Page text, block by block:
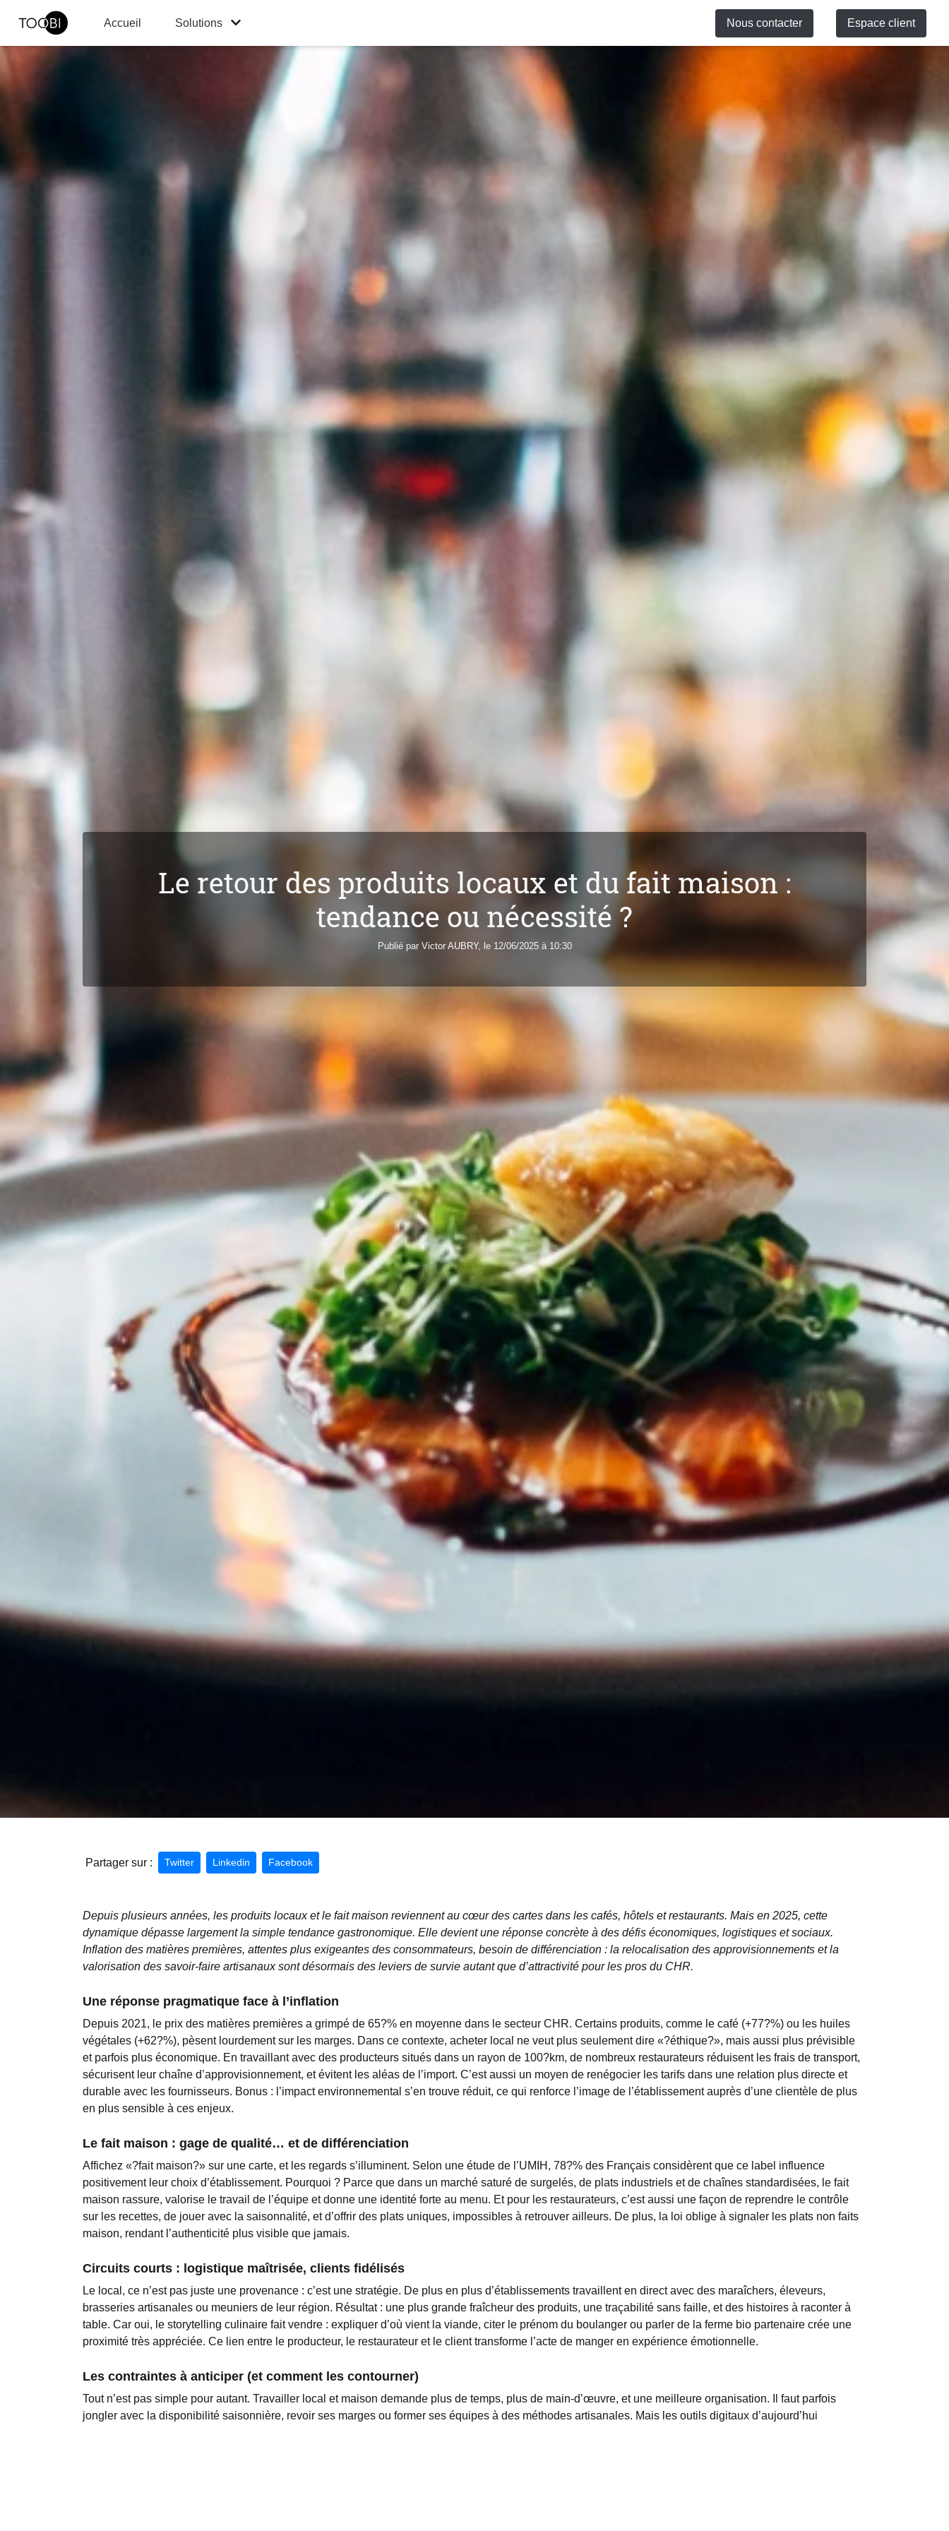
Accueil Solutions Nous contacter Espace client
Le retour des produits locaux et du fait maison :
tendance ou nécessité ?
Publié par Victor AUBRY, le 12/06/2025 à 10:30
Partager sur : Twitter Linkedin Facebook
Depuis plusieurs années, les produits locaux et le fait maison reviennent au cœur des cartes dans les cafés, hôtels et restaurants. Mais en 2025, cette
dynamique dépasse largement la simple tendance gastronomique. Elle devient une réponse concrète à des défis économiques, logistiques et sociaux.
Inflation des matières premières, attentes plus exigeantes des consommateurs, besoin de différenciation : la relocalisation des approvisionnements et la
valorisation des savoir-faire artisanaux sont désormais des leviers de survie autant que d’attractivité pour les pros du CHR.
Une réponse pragmatique face à l’inflation
Depuis 2021, le prix des matières premières a grimpé de 65?% en moyenne dans le secteur CHR. Certains produits, comme le café (+77?%) ou les huiles
végétales (+62?%), pèsent lourdement sur les marges. Dans ce contexte, acheter local ne veut plus seulement dire «?éthique?», mais aussi plus prévisible
et parfois plus économique. En travaillant avec des producteurs situés dans un rayon de 100?km, de nombreux restaurateurs réduisent les frais de transport,
sécurisent leur chaîne d’approvisionnement, et évitent les aléas de l’import. C’est aussi un moyen de renégocier les tarifs dans une relation plus directe et
durable avec les fournisseurs. Bonus : l’impact environnemental s’en trouve réduit, ce qui renforce l’image de l’établissement auprès d’une clientèle de plus
en plus sensible à ces enjeux.
Le fait maison : gage de qualité… et de différenciation
Affichez «?fait maison?» sur une carte, et les regards s’illuminent. Selon une étude de l’UMIH, 78?% des Français considèrent que ce label influence
positivement leur choix d’établissement. Pourquoi ? Parce que dans un marché saturé de surgelés, de plats industriels et de chaînes standardisées, le fait
maison rassure, valorise le travail de l’équipe et donne une identité forte au menu. Et pour les restaurateurs, c’est aussi une façon de reprendre le contrôle
sur les recettes, de jouer avec la saisonnalité, et d’offrir des plats uniques, impossibles à retrouver ailleurs. De plus, la loi oblige à signaler les plats non faits
maison, rendant l’authenticité plus visible que jamais.
Circuits courts : logistique maîtrisée, clients fidélisés
Le local, ce n’est pas juste une provenance : c’est une stratégie. De plus en plus d’établissements travaillent en direct avec des maraîchers, éleveurs,
brasseries artisanales ou meuniers de leur région. Résultat : une plus grande fraîcheur des produits, une traçabilité sans faille, et des histoires à raconter à
table. Car oui, le storytelling culinaire fait vendre : expliquer d’où vient la viande, citer le prénom du boulanger ou parler de la ferme bio partenaire crée une
proximité très appréciée. Ce lien entre le producteur, le restaurateur et le client transforme l’acte de manger en expérience émotionnelle.
Les contraintes à anticiper (et comment les contourner)
Tout n’est pas simple pour autant. Travailler local et maison demande plus de temps, plus de main-d’œuvre, et une meilleure organisation. Il faut parfois
jongler avec la disponibilité saisonnière, revoir ses marges ou former ses équipes à des méthodes artisanales. Mais les outils digitaux d’aujourd’hui